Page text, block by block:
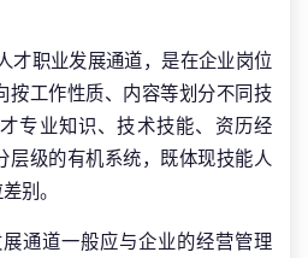
才职业发展通道，是在企业岗位
按工作性质、内容等划分不同技
专业知识、技术技能、资历经
层级的有机系统，既体现技能人
别。
通道一般应与企业的经营管理